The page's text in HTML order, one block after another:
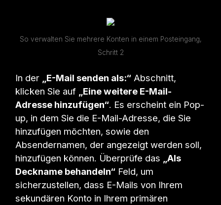
So verwalten Sie mehrere Konten in einem Posteingang,
Schritt 2
In der „E-Mail senden als:“ Abschnitt,
klicken Sie auf
„Eine weitere E-Mail-
Adresse hinzufügen“. Es erscheint ein Pop-
up, in dem Sie die E-Mail-Adresse, die Sie
hinzufügen möchten, sowie den
Absendernamen, der angezeigt werden soll,
hinzufügen können. Überprüfe das
„Als
Deckname behandeln“ Feld, um
sicherzustellen, dass E-Mails von Ihrem
sekundären Konto in Ihrem primären